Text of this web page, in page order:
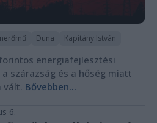
Duna Kapitány István
energiafejlesztési
szárazság és a hőség miatt
vált. Bővebben...
6.